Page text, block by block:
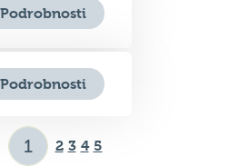
Podrobnosti
2 3 4 5